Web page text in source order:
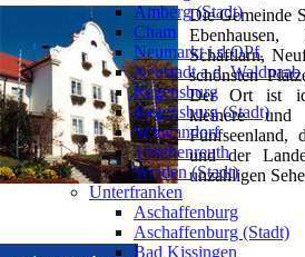
Die Gemeinde
Ebenhausen,
Schäftlarn,
schönsten
Der Ort ist
kleinere und
Fünfseenland,
und der
unzähligen
Amberg (Stadt)
Cham
Neumarkt i.d.OPf.
Neustadt a.d. Waldnaab
Regensburg
Regensburg (Stadt)
Schwandorf
Tirschenreuth
Weiden (Stadt)
Unterfranken
Aschaffenburg
Aschaffenburg (Stadt)
Bad Kissingen